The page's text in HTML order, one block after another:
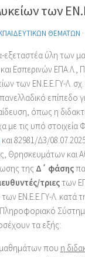
των
ΘΕΜΆΤΩΝ ·
εξεταστέα ύλη των
Εσπερινών ΕΠΑ.Λ.,
των ΕΝ.Ε.Ε.ΓΥ-Λ.
επίπεδο
όπως η
με τις υπό στοιχεία
και 82981/Δ3/
Θρησκευμάτων και
της Δ΄ φάσης
τριεςτων
ΕΝ.Ε.Ε.ΓΥ-Λ. κατά
Πληροφοριακό
τα εξής:
μαθημάτων που η